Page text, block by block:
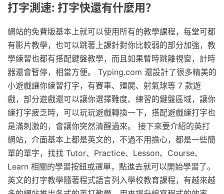
打字測速: 打字快還有什麼用？
網站的免費版基本上就可以使用所有的教學課程，每堂可都
有影片教學，也可以跳著上課針對你比較弱的部分加強，教
學練習也都有搭配鍵盤教學，而且如果暫時跳離視窗，計時
器還會暫停，相當方便。 Typing.com 還設計了很多精美的
小遊戲讓你練習打字，有賽車、殭屍、射氣球等 7 款遊
戲，部分遊戲還可以讓你選擇難度、練習的鍵盤區域，讓你
練打字疲乏時，可以玩玩遊戲轉換一下，搭配遊戲練打字也
是滿刺激的，會讓你突然清醒過來。 接下來要介紹的英打
網站，介面基本上都是英文的，不過不用擔心，都是一些簡
單的單字，找找 Tutor、Practice、Lesson、Course、
Learn 相關的學習按鈕或選單，點進去就可以開始學習了。
英文的打字教學隨著程式語言列入學校教育課程，有越來越